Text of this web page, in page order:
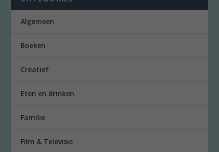
Algemeen
Boeken
Creatief
Eten en drinken
Familie
Film & Televisie